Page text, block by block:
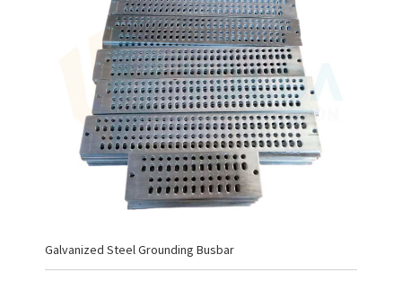
Galvanized Steel Grounding Busbar